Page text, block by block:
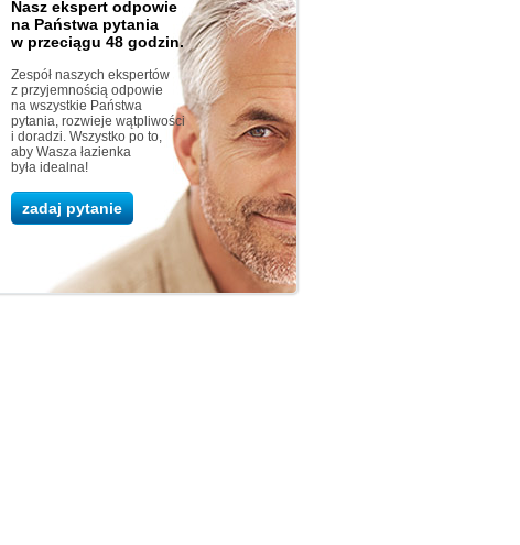
Nasz ekspert odpowie
na Państwa pytania
w przeciągu 48 godzin.
Zespół naszych ekspertów
z przyjemnością odpowie
na wszystkie Państwa
pytania, rozwieje wątpliwości
i doradzi. Wszystko po to,
aby Wasza łazienka
była idealna!
zadaj pytanie